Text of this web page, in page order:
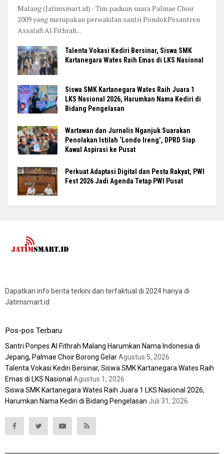
Malang (Jatimsmart.id) - Tim paduan suara Palmae Choir
2009 yang merupakan perwakilan santri PondokPesantren
Assalafi Al Fithrah...
Talenta Vokasi Kediri Bersinar, Siswa SMK
Kartanegara Wates Raih Emas di LKS Nasional
Siswa SMK Kartanegara Wates Raih Juara 1
LKS Nasional 2026, Harumkan Nama Kediri di
Bidang Pengelasan
Wartawan dan Jurnalis Nganjuk Suarakan
Penolakan Istilah ‘Londo Ireng’, DPRD Siap
Kawal Aspirasi ke Pusat
Perkuat Adaptasi Digital dan Pesta Rakyat, PWI
Fest 2026 Jadi Agenda Tetap PWI Pusat
Dapatkan info berita terkini dan terfaktual di 2024 hanya di
Jatimsmart.id
Pos-pos Terbaru
Santri Ponpes Al Fithrah Malang Harumkan Nama Indonesia di
Jepang, Palmae Choir Borong GelarAgustus 5, 2026
Talenta Vokasi Kediri Bersinar, Siswa SMK Kartanegara Wates Raih
Emas di LKS Nasional Agustus 1, 2026
Siswa SMK Kartanegara Wates Raih Juara 1 LKS Nasional 2026,
Harumkan Nama Kediri di Bidang Pengelasan Juli 31, 2026